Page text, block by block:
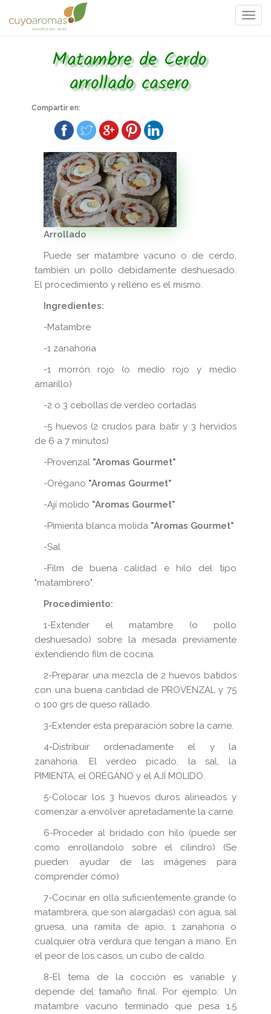
Matambre de Cerdo
arrollado casero
Compartir en:
Arrollado
Puede ser matambre vacuno o de cerdo,
también un pollo debidamente deshuesado.
El procedimiento y relleno es el mismo.
Ingredientes:
-Matambre
-1 zanahoria
-1 morrón rojo (o medio rojo y medio
amarillo)
-2 o 3 cebollas de verdeo cortadas
-5 huevos (2 crudos para batir y 3 hervidos
de 6 a 7 minutos)
-Provenzal "Aromas Gourmet"
-Orégano "Aromas Gourmet"
-Ají molido "Aromas Gourmet"
-Pimienta blanca molida "Aromas Gourmet"
-Sal
-Film de buena calidad e hilo del tipo
"matambrero".
Procedimiento:
1-Extender el matambre (o pollo
deshuesado) sobre la mesada previamente
extendiendo film de cocina.
2-Preparar una mezcla de 2 huevos batidos
con una buena cantidad de PROVENZAL y 75
o 100 grs de queso rallado.
3-Extender esta preparación sobre la carne.
4-Distribuir ordenadamente el y la
zanahoria. El verdeo picado, la sal, la
PIMIENTA, el ORÉGANO y el AJÍ MOLIDO.
5-Colocar los 3 huevos duros alineados y
comenzar a envolver apretadamente la carne.
6-Proceder al bridado con hilo (puede ser
como enrollandolo sobre el cilindro) (Se
pueden ayudar de las imágenes para
comprender cómo)
7-Cocinar en olla suficientemente grande (o
matambrera, que son alargadas) con agua, sal
gruesa, una ramita de apio, 1 zanahoria o
cualquier otra verdura que tengan a mano. En
el peor de los casos, un cubo de caldo.
8-El tema de la cocción es variable y
depende del tamaño final. Por ejemplo: Un
matambre vacuno terminado que pesa 1,5